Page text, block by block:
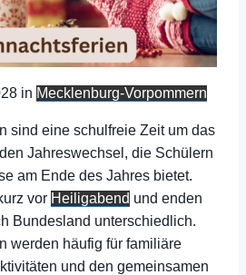
in Mecklenburg-Vorpommern
sind eine schulfreie Zeit um das
Jahreswechsel, die Schülern
am Ende des Jahres bietet.
vor Heiligabend und enden
Bundesland unterschiedlich.
werden häufig für familiäre
und den gemeinsamen